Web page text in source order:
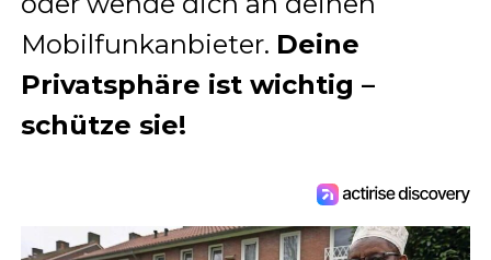
Mobilfunkanbieter. Deine
Privatsphäre ist wichtig –
schütze sie!